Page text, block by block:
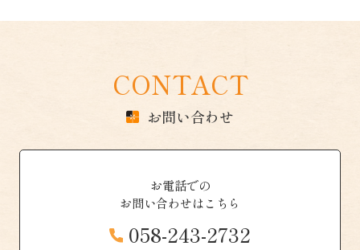
CONTACT
お問い合わせ
お電話での
お問い合わせはこちら
058-243-2732